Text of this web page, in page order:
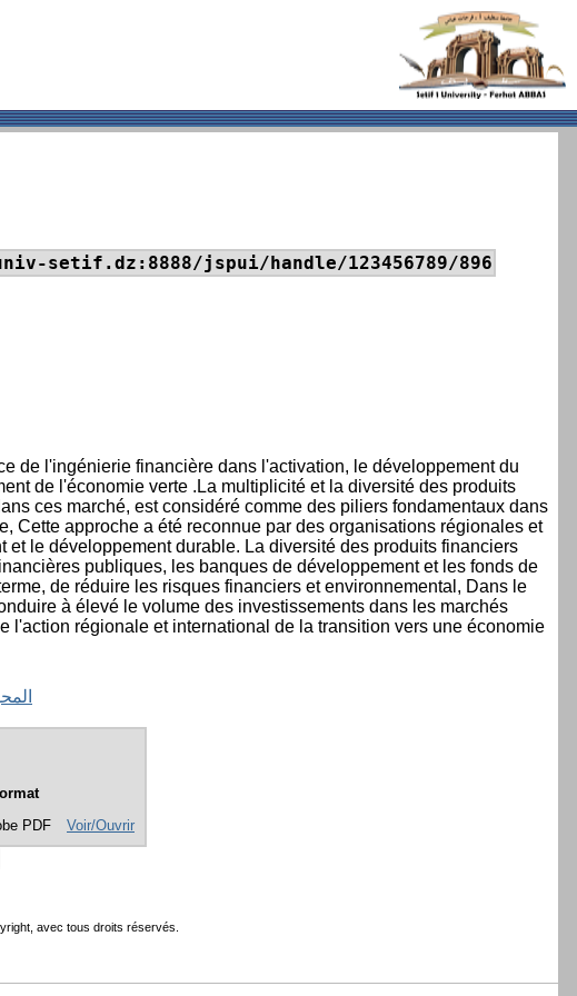
setif.dz:8888/jspui/handle/123456789/896
de l'ingénierie financière dans l'activation, le développement du
de l'économie verte .La multiplicité et la diversité des produits
ces marché, est considéré comme des piliers fondamentaux dans
Cette approche a été reconnue par des organisations régionales et
le développement durable. La diversité des produits financiers
publiques, les banques de développement et les fonds de
de réduire les risques financiers et environnemental, Dans le
à élevé le volume des investissements dans les marchés
l'action régionale et international de la transition vers une économie
المحور 1 : الابتكار والهندسة المالية في
PDF Voir/Ouvrir
avec tous droits réservés.